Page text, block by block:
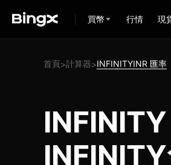
買幣 行情 現
首頁>計算器>INFINITYINR 匯率